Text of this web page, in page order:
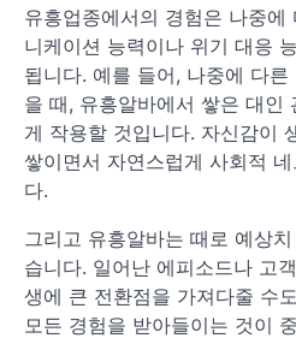
유흥업종에서의 경험은 나중에
니케이션 능력이나 위기 대응
됩니다. 예를 들어, 나중에 다
을 때, 유흥알바에서 쌓은 대인
게 작용할 것입니다. 자신감이
쌓이면서 자연스럽게 사회적
다.
그리고 유흥알바는 때로 예상
습니다. 일어난 에피소드나 고
생에 큰 전환점을 가져다줄 수
모든 경험을 받아들이는 것이